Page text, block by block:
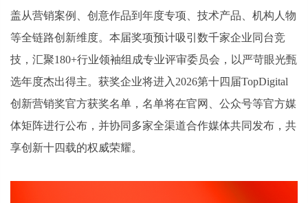
盖从营销案例、创意作品到年度专项、技术产品、机构人物
等全链路创新维度。本届奖项预计吸引数千家企业同台竞
技，汇聚180+行业领袖组成专业评审委员会，以严苛眼光甄
选年度杰出得主。获奖企业将进入2026第十四届TopDigital
创新营销奖官方获奖名单，名单将在官网、公众号等官方媒
体矩阵进行公布，并协同多家全渠道合作媒体共同发布，共
享创新十四载的权威荣耀。